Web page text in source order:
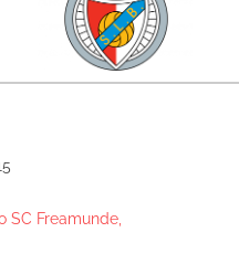
SC Freamunde,